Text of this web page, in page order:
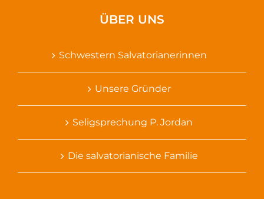
ÜBER UNS
Schwestern Salvatorianerinnen
Unsere Gründer
Seligsprechung P. Jordan
Die salvatorianische Familie